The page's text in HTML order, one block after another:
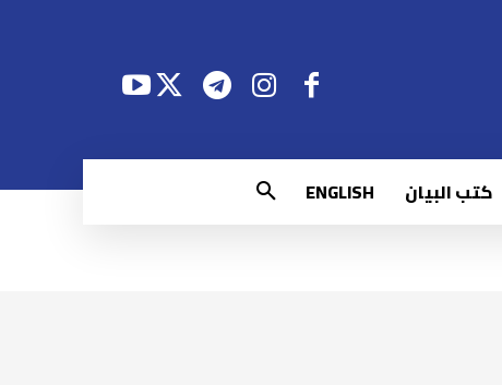
كتب البيان ENGLISH